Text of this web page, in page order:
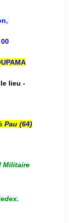
,
lieu -
Pau (64)
Militaire